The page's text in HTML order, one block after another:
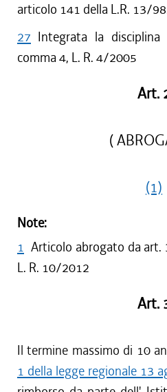
articolo 141 della L.R. 13/
27 Integrata la
comma 4, L. R. 4/2005
Art.
(
(1)
Note:
1 Articolo abrogato da art.
L. R. 10/2012
Art.
Il termine massimo di 10
1 della legge regionale 13